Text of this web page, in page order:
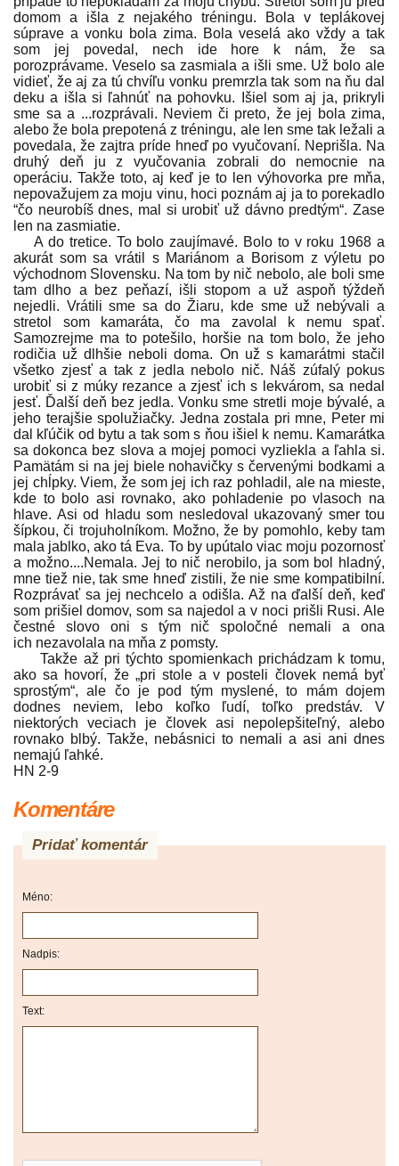
domom a išla z nejakého tréningu. Bola v teplákovej
súprave a vonku bola zima. Bola veselá ako vždy a tak
som jej povedal, nech ide hore k nám, že sa
porozprávame. Veselo sa zasmiala a išli sme. Už bolo ale
vidieť, že aj za tú chvíľu vonku premrzla tak som na ňu dal
deku a išla si ľahnúť na pohovku. Išiel som aj ja, prikryli
sme sa a ...rozprávali. Neviem či preto, že jej bola zima,
alebo že bola prepotená z tréningu, ale len sme tak ležali a
povedala, že zajtra príde hneď po vyučovaní. Neprišla. Na
druhý deň ju z vyučovania zobrali do nemocnie na
operáciu. Takže toto, aj keď je to len výhovorka pre mňa,
nepovažujem za moju vinu, hoci poznám aj ja to porekadlo
“čo neurobíš dnes, mal si urobiť už dávno predtým“. Zase
len na zasmiatie.
A do tretice. To bolo zaujímavé. Bolo to v roku 1968 a
akurát som sa vrátil s Mariánom a Borisom z výletu po
východnom Slovensku. Na tom by nič nebolo, ale boli sme
tam dlho a bez peňazí, išli stopom a už aspoň týždeň
nejedli. Vrátili sme sa do Žiaru, kde sme už nebývali a
stretol som kamaráta, čo ma zavolal k nemu spať.
Samozrejme ma to potešilo, horšie na tom bolo, že jeho
rodičia už dlhšie neboli doma. On už s kamarátmi stačil
všetko zjesť a tak z jedla nebolo nič. Náš zúfalý pokus
urobiť si z múky rezance a zjesť ich s lekvárom, sa nedal
jesť. Ďalší deň bez jedla. Vonku sme stretli moje bývalé, a
jeho terajšie spolužiačky. Jedna zostala pri mne, Peter mi
dal kľúčik od bytu a tak som s ňou išiel k nemu. Kamarátka
sa dokonca bez slova a mojej pomoci vyzliekla a ľahla si.
Pamätám si na jej biele nohavičky s červenými bodkami a
jej chĺpky. Viem, že som jej ich raz pohladil, ale na mieste,
kde to bolo asi rovnako, ako pohladenie po vlasoch na
hlave. Asi od hladu som nesledoval ukazovaný smer tou
šípkou, či trojuholníkom. Možno, že by pomohlo, keby tam
mala jablko, ako tá Eva. To by upútalo viac moju pozornosť
a možno....Nemala. Jej to nič nerobilo, ja som bol hladný,
mne tiež nie, tak sme hneď zistili, že nie sme kompatibilní.
Rozprávať sa jej nechcelo a odišla. Až na ďalší deň, keď
som prišiel domov, som sa najedol a v noci prišli Rusi. Ale
čestné slovo oni s tým nič spoločné nemali a ona
ich nezavolala na mňa z pomsty.
Takže až pri týchto spomienkach prichádzam k tomu,
ako sa hovorí, že „pri stole a v posteli človek nemá byť
sprostým“, ale čo je pod tým myslené, to mám dojem
dodnes neviem, lebo koľko ľudí, toľko predstáv. V
niektorých veciach je človek asi nepolepšiteľný, alebo
rovnako blbý. Takže, nebásnici to nemali a asi ani dnes
nemajú ľahké.
HN 2-9
Komentáre
Pridať komentár
Méno:
Nadpis:
Text: